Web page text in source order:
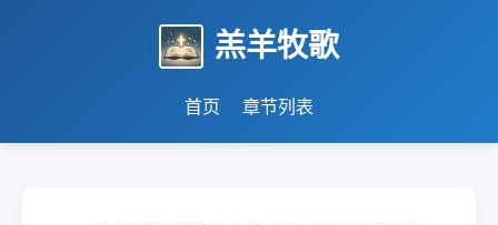
羔羊牧歌
首页 章节列表